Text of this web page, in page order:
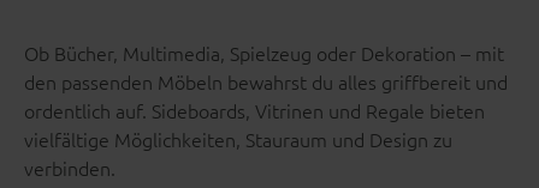
Ob Bücher, Multimedia, Spielzeug oder Dekoration – mit
den passenden Möbeln bewahrst du alles griffbereit und
ordentlich auf. Sideboards, Vitrinen und Regale bieten
vielfältige Möglichkeiten, Stauraum und Design zu
verbinden.